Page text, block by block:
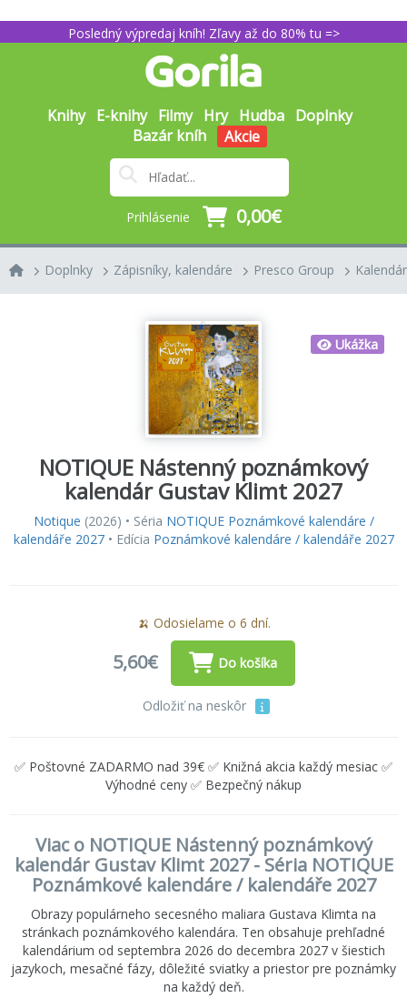
Posledný výpredaj kníh! Zľavy až do 80% tu =>
Knihy E-knihy Filmy Hry Hudba Doplnky
Bazár kníh
Akcie
Prihlásenie 0,00€
Doplnky Zápisníky, kalendáre Presco Group
Ukážka
NOTIQUE Nástenný poznámkový
kalendár Gustav Klimt 2027
Notique (2026) • Séria NOTIQUE Poznámkové kalendáre /
kalendáře 2027• Edícia Poznámkové kalendáre / kalendáře 2027
🍌 Odosielame o 6 dní.
5,60€ Do košíka
Odložiť na neskôr
✅ Poštovné ZADARMO nad 39€ ✅ Knižná akcia každý mesiac ✅
Výhodné ceny ✅ Bezpečný nákup
Viac o NOTIQUE Nástenný poznámkový
kalendár Gustav Klimt 2027 - Séria NOTIQUE
Poznámkové kalendáre / kalendáře 2027
Obrazy populárneho secesného maliara Gustava Klimta na
stránkach poznámkového kalendára. Ten obsahuje prehľadné
kalendárium od septembra 2026 do decembra 2027 v šiestich
jazykoch, mesačné fázy, dôležité sviatky a priestor pre poznámky
na každý deň.